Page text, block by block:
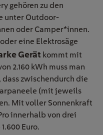
gehören zu den
unter Outdoor-
oder Camper*innen.
eine Elektrosäge
Gerät kommt mit
2.160 kWh muss man
dass zwischendurch die
(mit jeweils
Mit voller Sonnenkraft
innerhalb von drei
Euro.